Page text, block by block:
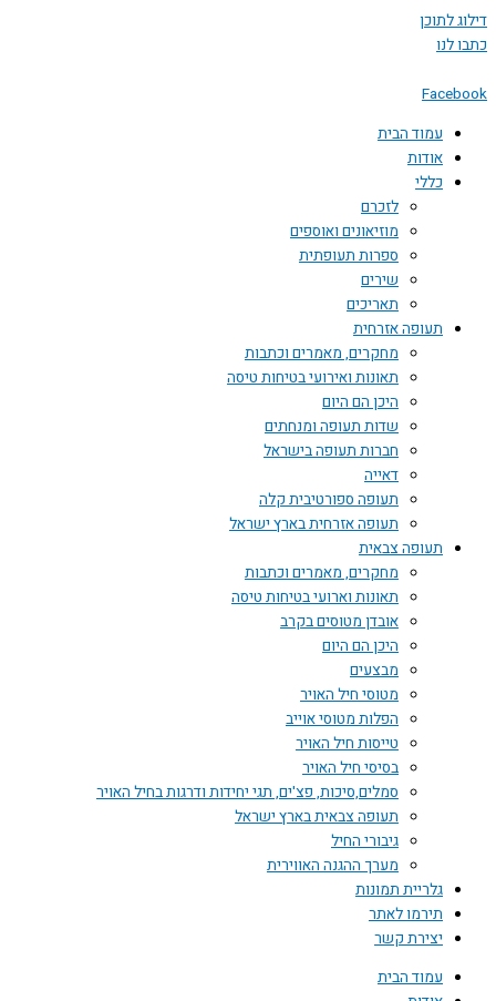
לתוכן
לנו
עמוד הבית
אודות
כללי
לזכרם
מוזיאונים ואוספים
ספרות תעופתית
שירים
תאריכים
תעופה אזרחית
מחקרים, מאמרים וכתבות
תאונות ואירועי בטיחות טיסה
היכן הם היום
שדות תעופה ומנחתים
חברות תעופה בישראל
דאייה
תעופה ספורטיבית קלה
תעופה אזרחית בארץ ישראל
תעופה צבאית
מחקרים, מאמרים וכתבות
תאונות וארועי בטיחות טיסה
אובדן מטוסים בקרב
היכן הם היום
מבצעים
מטוסי חיל האויר
הפלות מטוסי אוייב
טייסות חיל האויר
בסיסי חיל האויר
סמלים,סיכות, פצ'ים, תגי יחידות ודרגות בחיל האויר
תעופה צבאית בארץ ישראל
גיבורי החיל
מערך ההגנה האווירית
גלריית תמונות
תירמו לאתר
יצירת קשר
עמוד הבית